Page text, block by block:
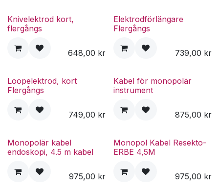
Knivelektrod kort,
flergångs
648,00 kr
Elektrodförlängare
Flergångs
739,00 kr
Loopelektrod, kort
Flergångs
749,00 kr
Kabel för monopolär
instrument
875,00 kr
Monopolär kabel
endoskopi, 4.5 m kabel
975,00 kr
Monopol Kabel Resekto-
ERBE 4,5M
975,00 kr